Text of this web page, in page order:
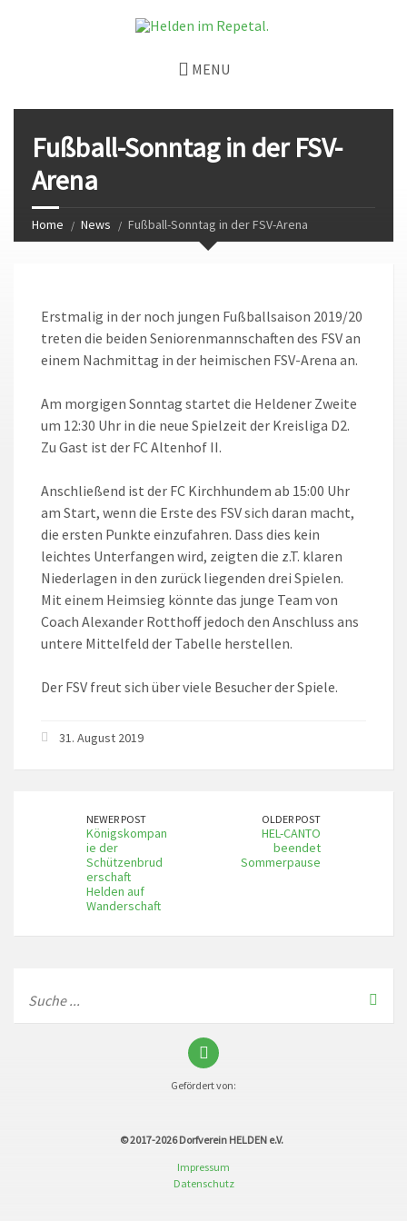
MENU
Fußball-Sonntag in der FSV-
Arena
Home News Fußball-Sonntag in der FSV-Arena
Erstmalig in der noch jungen Fußballsaison 2019/20
treten die beiden Seniorenmannschaften des FSV an
einem Nachmittag in der heimischen FSV-Arena an.
Am morgigen Sonntag startet die Heldener Zweite
um 12:30 Uhr in die neue Spielzeit der Kreisliga D2.
Zu Gast ist der FC Altenhof II.
Anschließend ist der FC Kirchhundem ab 15:00 Uhr
am Start, wenn die Erste des FSV sich daran macht,
die ersten Punkte einzufahren. Dass dies kein
leichtes Unterfangen wird, zeigten die z.T. klaren
Niederlagen in den zurück liegenden drei Spielen.
Mit einem Heimsieg könnte das junge Team von
Coach Alexander Rotthoff jedoch den Anschluss ans
untere Mittelfeld der Tabelle herstellen.
Der FSV freut sich über viele Besucher der Spiele.
31. August 2019
NEWER POST
Königskompan
ie der
Schützenbrud
erschaft
Helden auf
Wanderschaft
OLDER POST
HEL-CANTO
beendet
Sommerpause
Gefördert von:
© 2017-2026Dorfverein HELDEN e.V.
Impressum
Datenschutz